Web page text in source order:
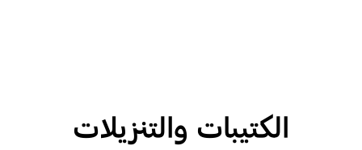
الكتيبات والتنزيلات